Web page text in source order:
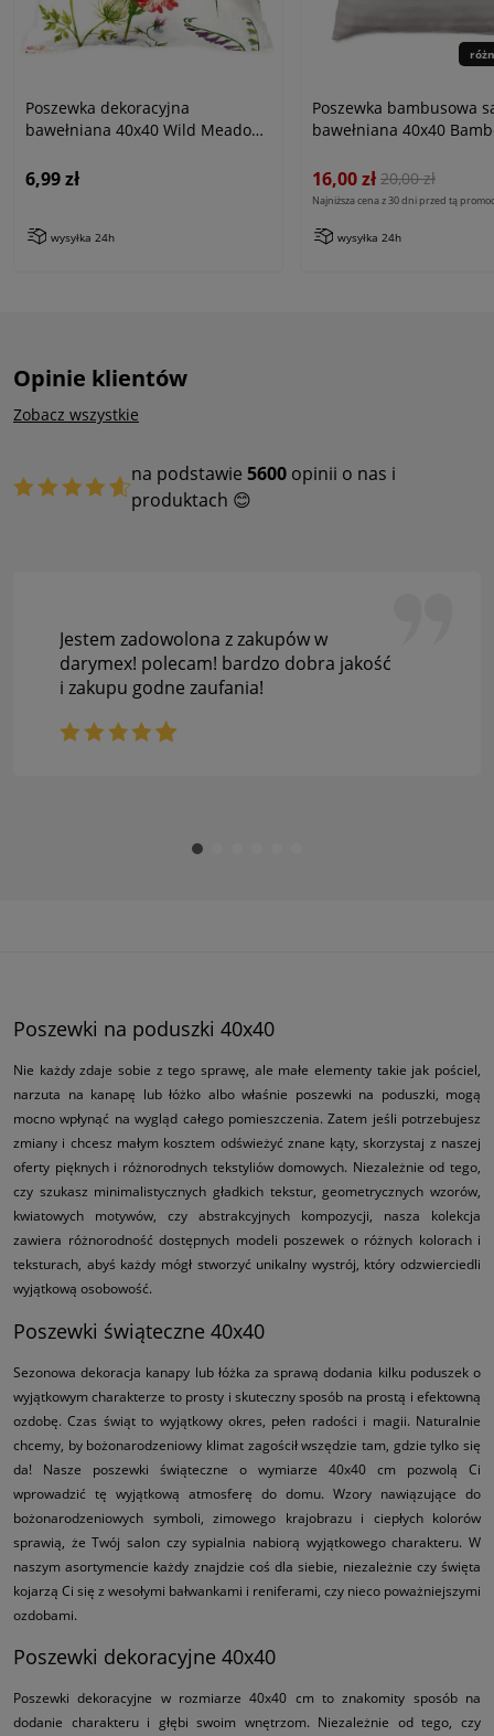
Poszewka dekoracyjna
bawełniana 40x40 Wild Meadow
Cottonlove
6,99 zł
wysyłka 24h
Poszewka bambusowa
bawełniana 40x40
16,00 zł 20,00 zł
Najniższa cena z 30 dni przed tą
wysyłka 24h
Opinie klientów
Zobacz wszystkie
na podstawie 5600 opinii o nas i
produktach 😊
Jestem zadowolona z zakupów w
darymex! polecam! bardzo dobra jakość
i zakupu godne zaufania!
Poszewki na poduszki 40x40
Nie każdy zdaje sobie z tego sprawę, ale małe elementy takie jak pościel,
narzuta na kanapę lub łóżko albo właśnie poszewki na poduszki, mogą
mocno wpłynąć na wygląd całego pomieszczenia. Zatem jeśli potrzebujesz
zmiany i chcesz małym kosztem odświeżyć znane kąty, skorzystaj z naszej
oferty pięknych i różnorodnych tekstyliów domowych. Niezależnie od tego,
czy szukasz minimalistycznych gładkich tekstur, geometrycznych wzorów,
kwiatowych motywów, czy abstrakcyjnych kompozycji, nasza kolekcja
zawiera różnorodność dostępnych modeli poszewek o różnych kolorach i
teksturach, abyś każdy mógł stworzyć unikalny wystrój, który odzwierciedli
wyjątkową osobowość.
Poszewki świąteczne 40x40
Sezonowa dekoracja kanapy lub łóżka za sprawą dodania kilku poduszek o
wyjątkowym charakterze to prosty i skuteczny sposób na prostą i efektowną
ozdobę. Czas świąt to wyjątkowy okres, pełen radości i magii. Naturalnie
chcemy, by bożonarodzeniowy klimat zagościł wszędzie tam, gdzie tylko się
da! Nasze poszewki świąteczne o wymiarze 40x40 cm pozwolą Ci
wprowadzić tę wyjątkową atmosferę do domu. Wzory nawiązujące do
bożonarodzeniowych symboli, zimowego krajobrazu i ciepłych kolorów
sprawią, że Twój salon czy sypialnia nabiorą wyjątkowego charakteru. W
naszym asortymencie każdy znajdzie coś dla siebie, niezależnie czy święta
kojarzą Ci się z wesołymi bałwankami i reniferami, czy nieco poważniejszymi
ozdobami.
Poszewki dekoracyjne 40x40
Poszewki dekoracyjne w rozmiarze 40x40 cm to znakomity sposób na
dodanie charakteru i głębi swoim wnętrzom. Niezależnie od tego, czy